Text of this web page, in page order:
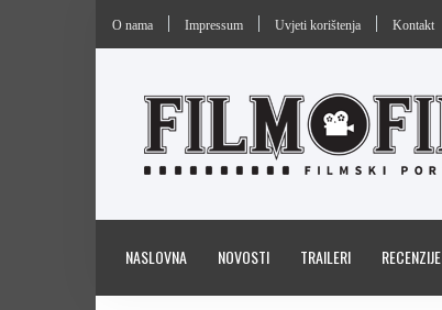
O nama Impressum Uvjeti korištenja Kontakt
NASLOVNA NOVOSTI TRAILERI RECENZIJE